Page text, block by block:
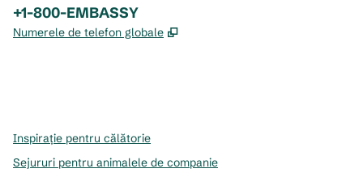
Telefon:
+1-800-EMBASSY
Numerele de telefon globale ,
Inspirație pentru călătorie
Sejururi pentru animalele de companie